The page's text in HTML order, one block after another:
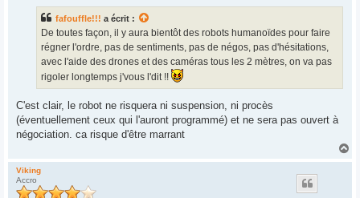
fafouffle!!! a écrit :
De toutes façon, il y aura bientôt des robots humanoïdes pour faire
régner l'ordre, pas de sentiments, pas de négos, pas d'hésitations,
avec l'aide des drones et des caméras tous les 2 mètres, on va pas
rigoler longtemps j'vous l'dit !!
C'est clair, le robot ne risquera ni suspension, ni procès
(éventuellement ceux qui l'auront programmé) et ne sera pas ouvert à
négociation. ca risque d'être marrant
Viking
Accro